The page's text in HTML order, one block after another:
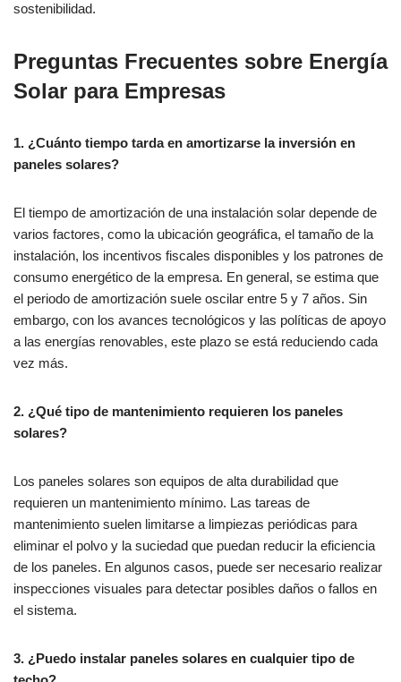
sostenibilidad.
Preguntas Frecuentes sobre Energía
Solar para Empresas
1. ¿Cuánto tiempo tarda en amortizarse la inversión en
paneles solares?
El tiempo de amortización de una instalación solar depende de
varios factores, como la ubicación geográfica, el tamaño de la
instalación, los incentivos fiscales disponibles y los patrones de
consumo energético de la empresa. En general, se estima que
el periodo de amortización suele oscilar entre 5 y 7 años. Sin
embargo, con los avances tecnológicos y las políticas de apoyo
a las energías renovables, este plazo se está reduciendo cada
vez más.
2. ¿Qué tipo de mantenimiento requieren los paneles
solares?
Los paneles solares son equipos de alta durabilidad que
requieren un mantenimiento mínimo. Las tareas de
mantenimiento suelen limitarse a limpiezas periódicas para
eliminar el polvo y la suciedad que puedan reducir la eficiencia
de los paneles. En algunos casos, puede ser necesario realizar
inspecciones visuales para detectar posibles daños o fallos en
el sistema.
3. ¿Puedo instalar paneles solares en cualquier tipo de